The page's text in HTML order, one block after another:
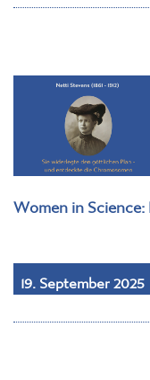
Women in Science:
19. September 2025